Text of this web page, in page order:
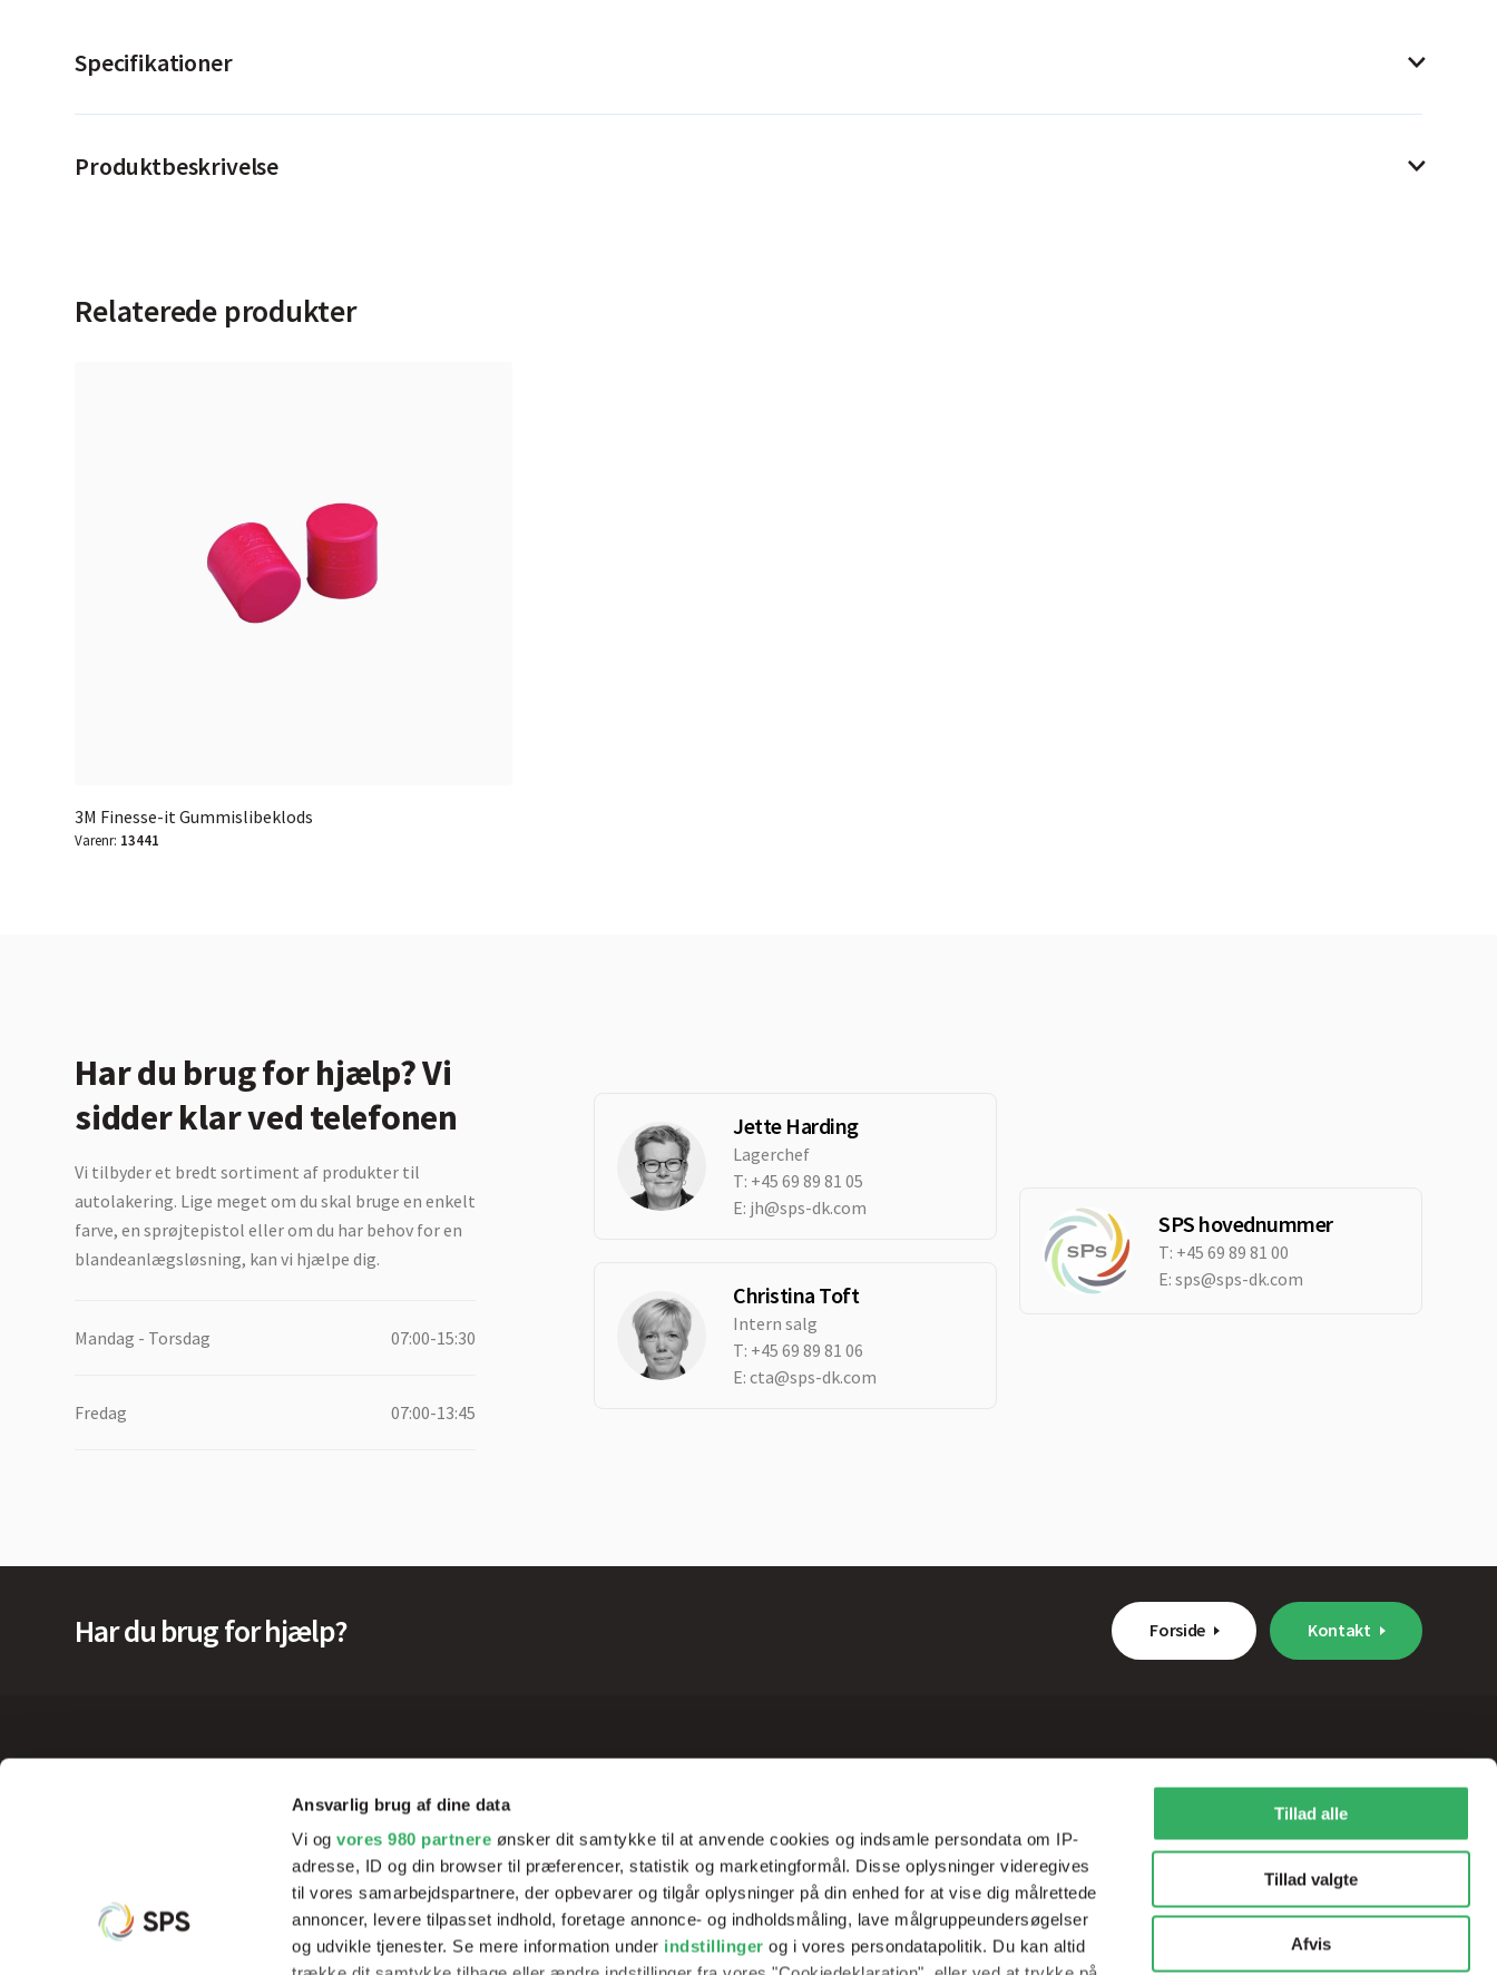
Ansvarlig brug af dine data
Vi ogvores 980 partnere ønsker dit samtykke til at anvende cookies og indsamle persondata om IP-
adresse, ID og din browser til præferencer, statistik og marketingformål. Disse oplysninger videregives
til vores samarbejdspartnere, der opbevarer og tilgår oplysninger på din enhed for at vise dig målrettede
annoncer, levere tilpasset indhold, foretage annonce- og indholdsmåling, lave målgruppeundersøgelser
og udvikle tjenester. Se mere information under indstillinger og i vores persondatapolitik. Du kan altid
Tillad alle
Tillad valgte
Afvis
Specifikationer
Produktbeskrivelse
Relaterede produkter
3M Finesse-it Gummislibeklods
Varenr: 13441
Har du brug for hjælp? Vi
sidder klar ved telefonen
Vi tilbyder et bredt sortiment af produkter til
autolakering. Lige meget om du skal bruge en enkelt
farve, en sprøjtepistol eller om du har behov for en
blandeanlægsløsning, kan vi hjælpe dig.
Mandag - Torsdag 07:00-15:30
Fredag 07:00-13:45
Jette Harding
Lagerchef
T: +45 69 89 81 05
E: jh@sps-dk.com
Christina Toft
Intern salg
T: +45 69 89 81 06
E:cta@sps-dk.com
SPS hovednummer
T: +45 69 89 81 00
E: sps@sps-dk.com
Har du brug for hjælp? Forside Kontakt
Auto & lastbil
Industrilakering stål
Industrilakering træ
Privatlivspolitik
Salgs- og leveringsbetingelser
Lovkrav
Kontakt